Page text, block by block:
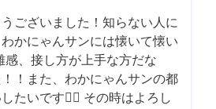
ございました！知らない人に
かにゃんサンには懐いて懐い
感、接し方が上手な方だな
！また、わかにゃんサンの都
たいです🙇‍♂️ その時はよろし